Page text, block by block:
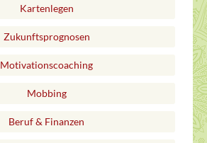
Kartenlegen
Zukunftsprognosen
Motivationscoaching
Mobbing
Beruf & Finanzen